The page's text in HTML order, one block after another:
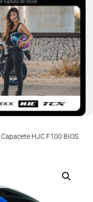
HJC F100 BIOS